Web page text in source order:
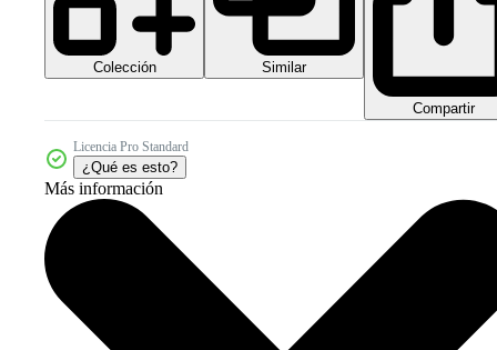
Colección Similar
Compartir
Licencia Pro Standard
¿Qué es esto?
Más información